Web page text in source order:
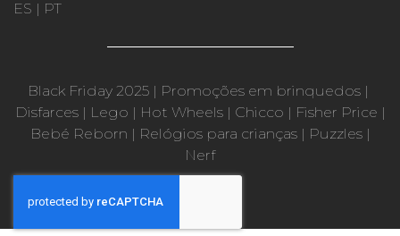
ES | PT
Black Friday 2025 | Promoções em brinquedos |
Disfarces| Lego | Hot Wheels| Chicco | Fisher Price |
Bebé Reborn | Relógios para crianças| Puzzles|
Nerf